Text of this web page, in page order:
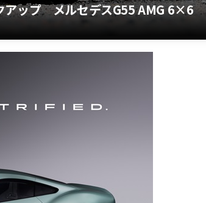
アップ メルセデスG55 AMG 6×6